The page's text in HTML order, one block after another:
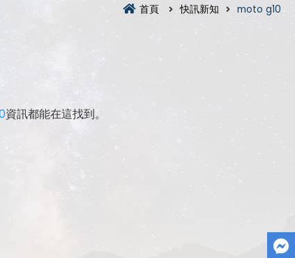
首頁 快訊新知 moto g10
資訊都能在這找到。